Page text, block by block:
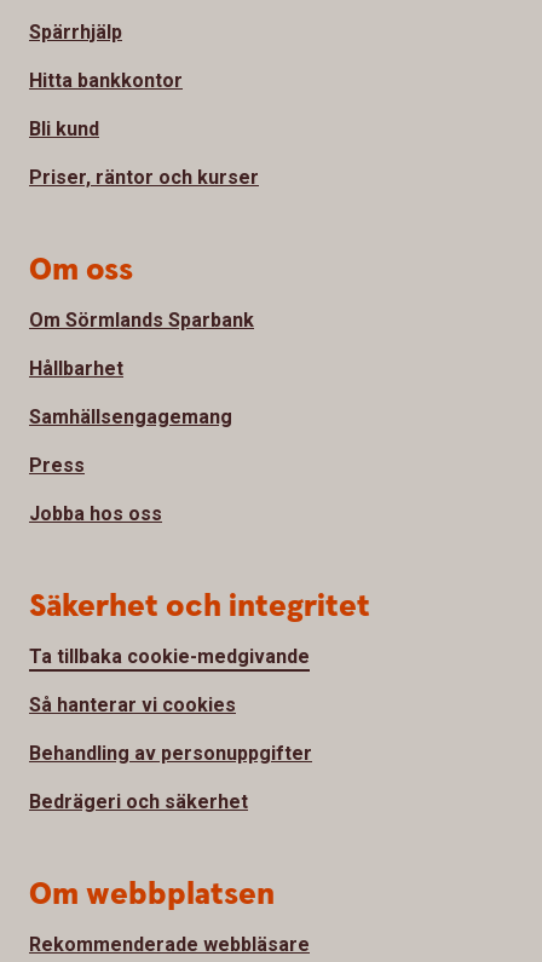
Spärrhjälp
Hitta bankkontor
Bli kund
Priser, räntor och kurser
Om oss
Om Sörmlands Sparbank
Hållbarhet
Samhällsengagemang
Press
Jobba hos oss
Säkerhet och integritet
Ta tillbaka cookie-medgivande
Så hanterar vi cookies
Behandling av personuppgifter
Bedrägeri och säkerhet
Om webbplatsen
Rekommenderade webbläsare